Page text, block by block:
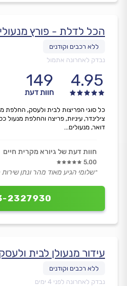
הכל לדלת - פורץ
נבדק לאחרונה אתמול
4.95
149
חוות דעת
2327930
כל סוגי הפריצות לבית ולעסק, החלפת
צילינדר, עיניות, פריצה והחלפת מנעול
דואר, מנעולים...
חוות דעת של גיורא מקרית חיים
5.00
״שלומי הגיע מאוד מהר ונתן שירות
עידור מנעולן לבית
נבדק לאחרונה לפני 4 ימים